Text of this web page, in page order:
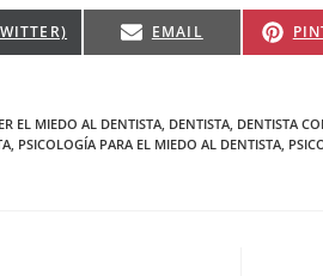
EMAIL
EL MIEDO AL DENTISTA DENTISTA DENTISTA
PSICOLOGÍA PARA EL MIEDO AL DENTISTA